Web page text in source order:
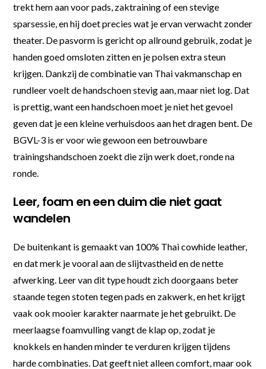
trekt hem aan voor pads, zaktraining of een stevige
sparsessie, en hij doet precies wat je ervan verwacht zonder
theater. De pasvorm is gericht op allround gebruik, zodat je
handen goed omsloten zitten en je polsen extra steun
krijgen. Dankzij de combinatie van Thai vakmanschap en
rundleer voelt de handschoen stevig aan, maar niet log. Dat
is prettig, want een handschoen moet je niet het gevoel
geven dat je een kleine verhuisdoos aan het dragen bent. De
BGVL-3 is er voor wie gewoon een betrouwbare
trainingshandschoen zoekt die zijn werk doet, ronde na
ronde.
Leer, foam en een duim die niet gaat
wandelen
De buitenkant is gemaakt van 100% Thai cowhide leather,
en dat merk je vooral aan de slijtvastheid en de nette
afwerking. Leer van dit type houdt zich doorgaans beter
staande tegen stoten tegen pads en zakwerk, en het krijgt
vaak ook mooier karakter naarmate je het gebruikt. De
meerlaagse foamvulling vangt de klap op, zodat je
knokkels en handen minder te verduren krijgen tijdens
harde combinaties. Dat geeft niet alleen comfort, maar ook